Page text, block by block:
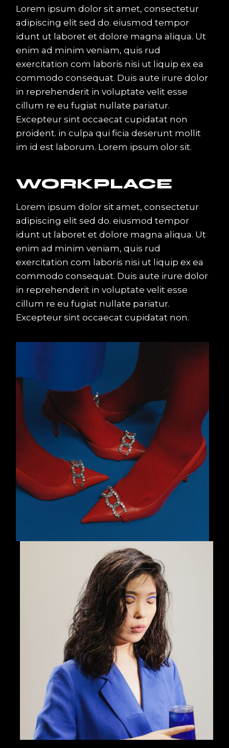
Lorem ipsum dolor sit amet, consectetur
adipiscing elit sed do. eiusmod tempor
idunt ut laboret et dolore magna aliqua. Ut
enim ad minim veniam, quis rud
exercitation com laboris nisi ut liquip ex ea
commodo consequat. Duis aute irure dolor
in reprehenderit in voluptate velit esse
cillum re eu fugiat nullate pariatur.
Excepteur sint occaecat cupidatat non
proident. in culpa qui ficia deserunt mollit
im id est laborum. Lorem ipsum olor sit.
WORKPLACE
Lorem ipsum dolor sit amet, consectetur
adipiscing elit sed do. eiusmod tempor
idunt ut laboret et dolore magna aliqua. Ut
enim ad minim veniam, quis rud
exercitation com laboris nisi ut liquip ex ea
commodo consequat. Duis aute irure dolor
in reprehenderit in voluptate velit esse
cillum re eu fugiat nullate pariatur.
Excepteur sint occaecat cupidatat non.